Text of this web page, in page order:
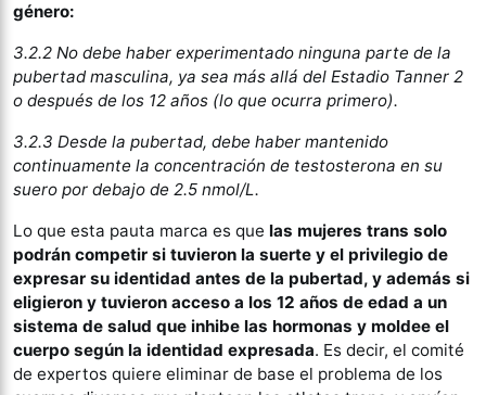
género:
3.2.2 No debe haber experimentado ninguna parte de la
pubertad masculina, ya sea más allá del Estadio Tanner 2
o después de los 12 años (lo que ocurra primero).
3.2.3 Desde la pubertad, debe haber mantenido
continuamente la concentración de testosterona en su
suero por debajo de 2.5 nmol/L.
Lo que esta pauta marca es que las mujeres trans solo
podrán competir si tuvieron la suerte y el privilegio de
expresar su identidad antes de la pubertad, y además si
eligieron y tuvieron acceso a los 12 años de edad a un
sistema de salud que inhibe las hormonas y moldee el
cuerpo según la identidad expresada. Es decir, el comité
de expertos quiere eliminar de base el problema de los